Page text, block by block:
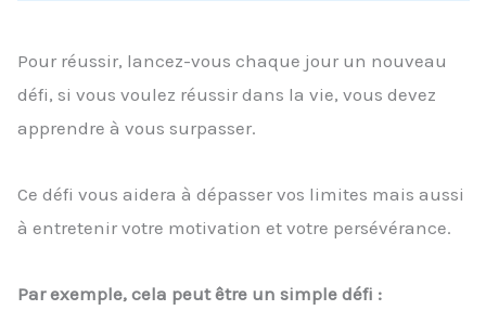
Pour réussir, lancez-vous chaque jour un nouveau
défi, si vous voulez réussir dans la vie, vous devez
apprendre à vous surpasser.
Ce défi vous aidera à dépasser vos limites mais aussi
à entretenir votre motivation et votre persévérance.
Par exemple, cela peut être un simple défi :